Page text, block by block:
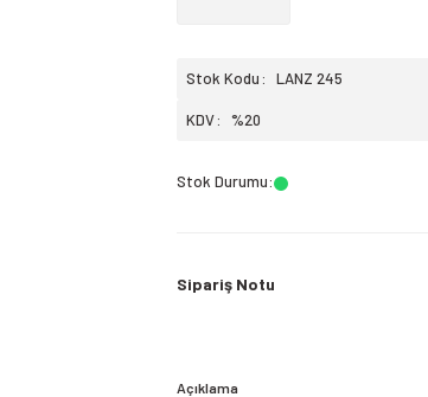
Stok Kodu LANZ 245
KDV %20
Stok Durumu:
Sipariş Notu
Açıklama